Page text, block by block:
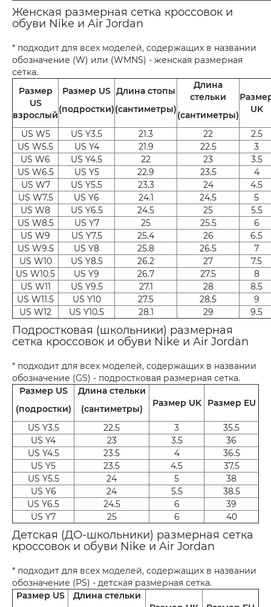
Женская размерная сетка кроссовок и
обуви Nike и Air Jordan
* подходит для всех моделей, содержащих в названии
обозначение (W) или (WMNS) - женская размерная
сетка.
Размер
US
взрослый
Размер US
(подростки)
Длина стопы
(сантиметры)
Длина
стельки
(сантиметры)
UK
US W5 US Y3.5 21.3 22
2.5
US W5.5
US Y4 21.9 22.5
3
US W6
US Y4.5 22 23
3.5
US W6.5
US Y5 22.9 23.5
4
US W7
US Y5.5 23.3 24
4.5
US W7.5
US Y6 24.1 24.5
5
US W8
US Y6.5 24.5 25
5.5
US W8.5
US Y7 25 25.5
6
US W9
US Y7.5 25.4 26
6.5
US W9.5
US Y8 25.8 26.5
7
US W10
US Y8.5 26.2 27
7.5
US W10.5
US Y9 26.7 27.5
8
US W11
US Y9.5 27.1 28
8.5
US W11.5
US Y10 27.5 28.5
9
US W12
US Y10.5 28.1 29 9.5
Подростковая (школьники) размерная
сетка кроссовок и обуви Nike и Air Jordan
* подходит для всех моделей, содержащих в названии
обозначение (GS) - подростковая размерная сетка.
Размер US
(подростки)
Длина стельки
(сантиметры)
Размер UK Размер EU
US Y3.5 22.5 3
35.5
US Y4
23 3.5
36
US Y4.5
23.5 4
36.5
US Y5
23.5 4.5
37.5
US Y5.5
24 5
38
US Y6
24 5.5
38.5
US Y6.5
24.5 6
39
US Y7
25 6 40
Детская (ДО-школьники) размерная сетка
кроссовок и обуви Nike и Air Jordan
* подходит для всех моделей, содержащих в названии
обозначение (PS) - детская размерная сетка.
Размер US
Длина стельки